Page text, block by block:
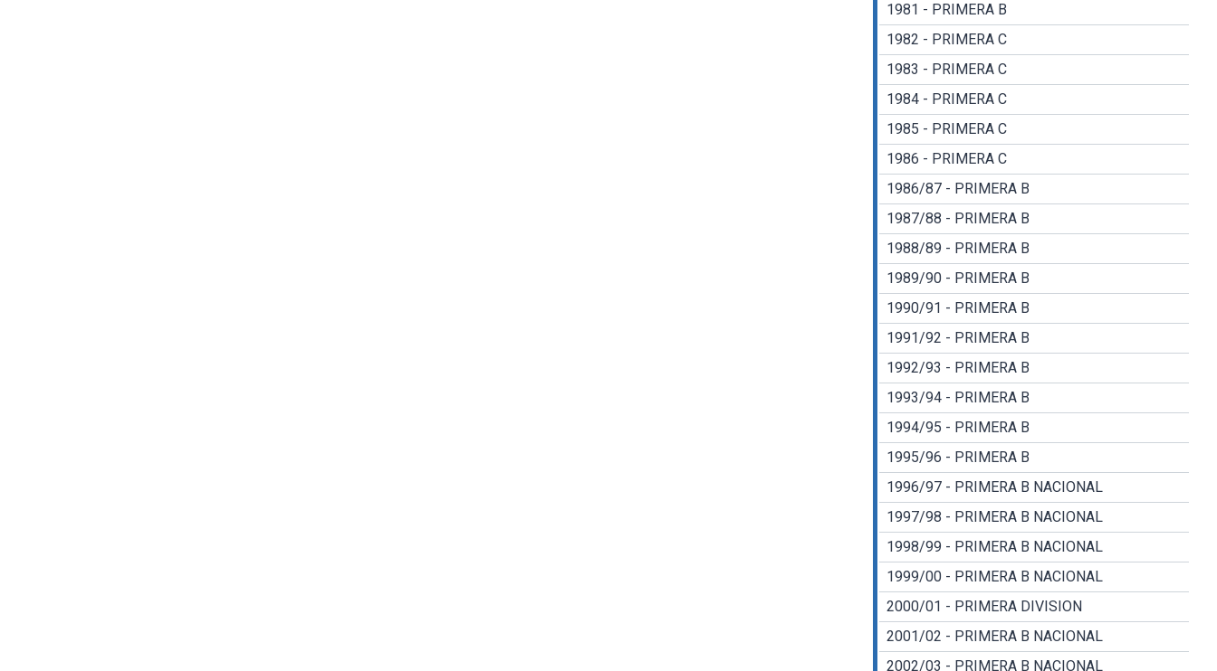
1981 - PRIMERA B
1982 - PRIMERA C
1983 - PRIMERA C
1984 - PRIMERA C
1985 - PRIMERA C
1986 - PRIMERA C
1986/87 - PRIMERA B
1987/88 - PRIMERA B
1988/89 - PRIMERA B
1989/90 - PRIMERA B
1990/91 - PRIMERA B
1991/92 - PRIMERA B
1992/93 - PRIMERA B
1993/94 - PRIMERA B
1994/95 - PRIMERA B
1995/96 - PRIMERA B
1996/97 - PRIMERA B NACIONAL
1997/98 - PRIMERA B NACIONAL
1998/99 - PRIMERA B NACIONAL
1999/00 - PRIMERA B NACIONAL
2000/01 - PRIMERA DIVISION
2001/02 - PRIMERA B NACIONAL
2002/03 - PRIMERA B NACIONAL